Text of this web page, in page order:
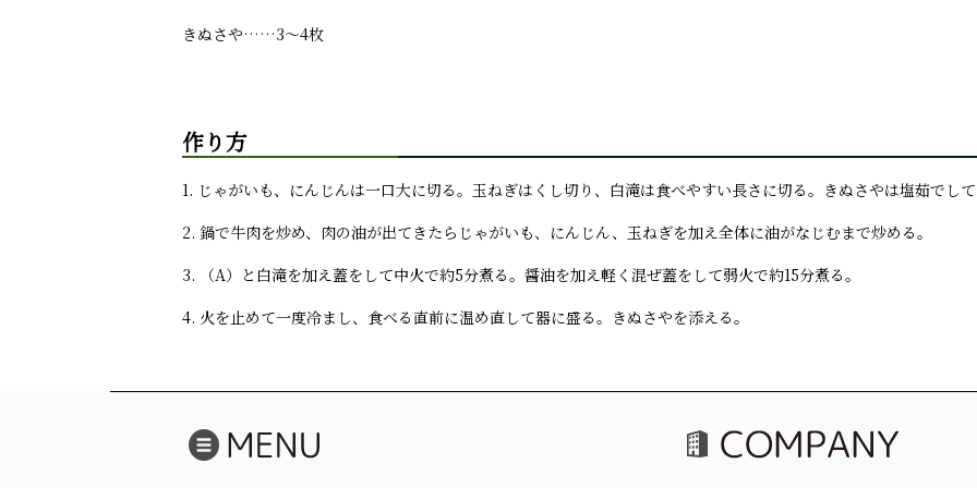
きぬさや……3～4枚
作り方
1. じゃがいも、にんじんは一口大に切る。玉ねぎはくし切り、白滝は食べやすい長さに切る。きぬさやは塩茹でし
2. 鍋で牛肉を炒め、肉の油が出てきたらじゃがいも、にんじん、玉ねぎを加え全体に油がなじむまで炒める。
3. （A）と白滝を加え蓋をして中火で約5分煮る。醤油を加え軽く混ぜ蓋をして弱火で約15分煮る。
4. 火を止めて一度冷まし、食べる直前に温め直して器に盛る。きぬさやを添える。